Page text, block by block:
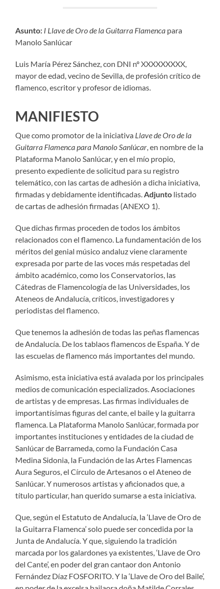
Asunto: I Llave de Oro de la Guitarra Flamenca para
Manolo Sanlúcar
Luis María Pérez Sánchez, con DNI nº XXXXXXXXX,
mayor de edad, vecino de Sevilla, de profesión crítico de
flamenco, escritor y profesor de idiomas.
MANIFIESTO
Que como promotor de la iniciativa Llave de Oro de la
Guitarra Flamenca para Manolo Sanlúcar , en nombre de la
Plataforma Manolo Sanlúcar, y en el mío propio,
presento expediente de solicitud para su registro
telemático, con las cartas de adhesión a dicha iniciativa,
firmadas y debidamente identificadas. Adjunto listado
de cartas de adhesión firmadas (ANEXO 1).
Que dichas firmas proceden de todos los ámbitos
relacionados con el flamenco. La fundamentación de los
méritos del genial músico andaluz viene claramente
expresada por parte de las voces más respetadas del
ámbito académico, como los Conservatorios, las
Cátedras de Flamencología de las Universidades, los
Ateneos de Andalucía, críticos, investigadores y
periodistas del flamenco.
Que tenemos la adhesión de todas las peñas flamencas
de Andalucía. De los tablaos flamencos de España. Y de
las escuelas de flamenco más importantes del mundo.
Asimismo, esta iniciativa está avalada por los principales
medios de comunicación especializados. Asociaciones
de artistas y de empresas. Las firmas individuales de
importantísimas figuras del cante, el baile y la guitarra
flamenca. La Plataforma Manolo Sanlúcar, formada por
importantes instituciones y entidades de la ciudad de
Sanlúcar de Barrameda, como la Fundación Casa
Medina Sidonia, la Fundación de las Artes Flamencas
Aura Seguros, el Círculo de Artesanos o el Ateneo de
Sanlúcar. Y numerosos artistas y aficionados que, a
título particular, han querido sumarse a esta iniciativa.
Que, según el Estatuto de Andalucía, la ‘Llave de Oro de
la Guitarra Flamenca’ solo puede ser concedida por la
Junta de Andalucía. Y que, siguiendo la tradición
marcada por los galardones ya existentes, ‘Llave de Oro
del Cante’, en poder del gran cantaor don Antonio
Fernández Díaz FOSFORITO. Y la ‘Llave de Oro del Baile’,